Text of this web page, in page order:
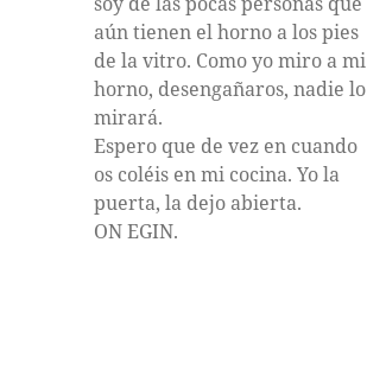
aún tienen el horno a los pies
de la vitro. Como yo miro a mi
horno, desengañaros, nadie lo
mirará.
Espero que de vez en cuando
os coléis en mi cocina. Yo la
puerta, la dejo abierta.
ON EGIN.